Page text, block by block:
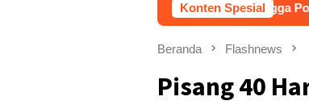
Konten Spesial
Bahas Akses Jalan hingga Potensi
Beranda Flashnews
Pisang 40